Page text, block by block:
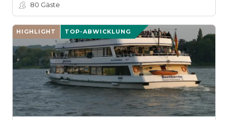
80 Gäste
HIGHLIGHT TOP-ABWICKLUNG